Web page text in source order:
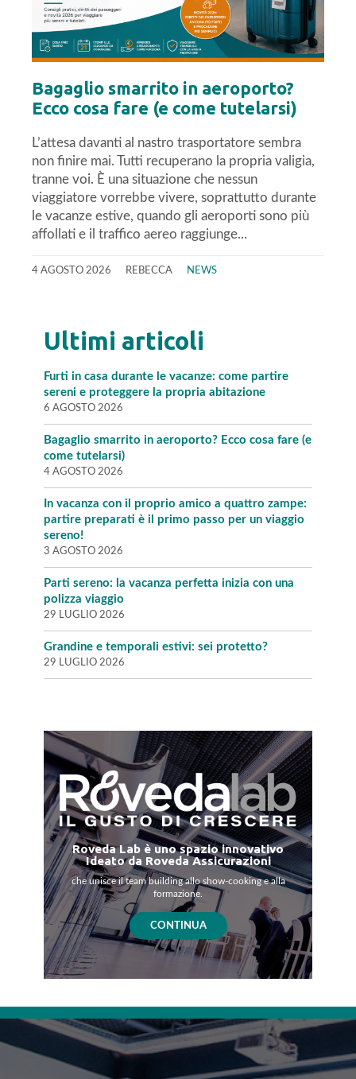
Bagaglio smarrito in aeroporto?
Ecco cosa fare (e come tutelarsi)
L’attesa davanti al nastro trasportatore sembra
non finire mai. Tutti recuperano la propria valigia,
tranne voi. È una situazione che nessun
viaggiatore vorrebbe vivere, soprattutto durante
le vacanze estive, quando gli aeroporti sono più
affollati e il traffico aereo raggiunge...
4 AGOSTO 2026 REBECCA NEWS
Ultimi articoli
Furti in casa durante le vacanze: come partire
sereni e proteggere la propria abitazione
6 AGOSTO 2026
Bagaglio smarrito in aeroporto? Ecco cosa fare (e
come tutelarsi)
4 AGOSTO 2026
In vacanza con il proprio amico a quattro zampe:
partire preparati è il primo passo per un viaggio
sereno!
3 AGOSTO 2026
Parti sereno: la vacanza perfetta inizia con una
polizza viaggio
29 LUGLIO 2026
Grandine e temporali estivi: sei protetto?
29 LUGLIO 2026
Roveda Lab è uno spazio innovativo
Ideato da Roveda Assicurazioni
che unisce il team building allo show-cooking e alla
formazione.
CONTINUA